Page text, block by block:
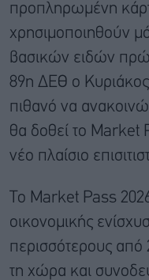
προπληρωμένη
χρησιμοποιηθούν
βασικών ειδών
89η ΔΕΘ ο Κυριάκος
πιθανό να
θα δοθεί το Market
νέο πλαίσιο
Το Market Pass
οικονομικής
περισσότερους από
τη χώρα και